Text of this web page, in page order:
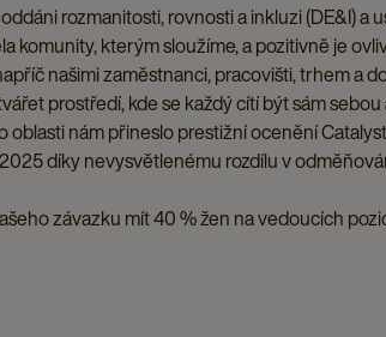
rozmanitosti, rovnosti a inkluzi (DE&I) a
komunity, kterým sloužíme, a pozitivně je
našimi zaměstnanci, pracovišti, trhem a
prostředí, kde se každý cítí být sám
oblasti nám přineslo prestižní ocenění
díky nevysvětlenému rozdílu v
závazku mít 40 % žen na vedoucích